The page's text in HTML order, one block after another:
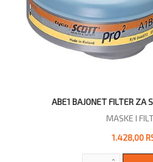
ABE1 BAJONET FILTER ZA
MASKE I
1.428,00